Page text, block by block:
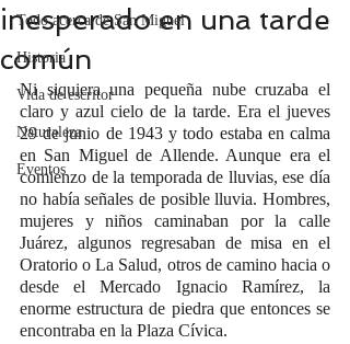
Todo acerca de San Miguel
Historia
Vida de escritor
Naturaleza
Eventos
inesperado en una tarde
común
Ni siquiera una pequeña nube cruzaba el
claro y azul cielo de la tarde. Era el jueves
29 de junio de 1943 y todo estaba en calma
en San Miguel de Allende. Aunque era el
comienzo de la temporada de lluvias, ese día
no había señales de posible lluvia. Hombres,
mujeres y niños caminaban por la calle
Juárez, algunos regresaban de misa en el
Oratorio o La Salud, otros de camino hacia o
desde el Mercado Ignacio Ramírez, la
enorme estructura de piedra que entonces se
encontraba en la Plaza Cívica.